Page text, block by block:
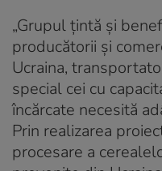
„Grupul țintă și
producătorii și
Ucraina,
special cei cu
încărcate necesită
Prin realizarea
procesare a